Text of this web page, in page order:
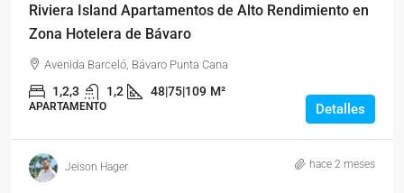
Riviera Island Apartamentos de Alto Rendimiento en
Zona Hotelera de Bávaro
Avenida Barceló, Bávaro Punta Cana
1,2,3 1,2 48|75|109 M²
APARTAMENTO Detalles
Jeison Hager hace 2 meses